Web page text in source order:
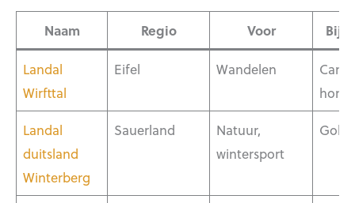
Naam Regio Voor
Landal
Wirfttal
Eifel Wandelen
Landal
duitsland
Winterberg
Sauerland
Natuur,
wintersport